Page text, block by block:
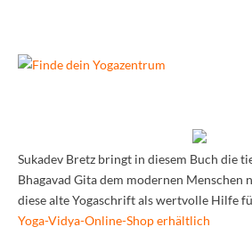
Sukadev Bretz bringt in diesem Buch die
Bhagavad Gita dem modernen Menschen
diese alte Yogaschrift als wertvolle Hilfe
Yoga-Vidya-Online-Shop erhältlich